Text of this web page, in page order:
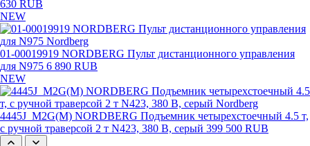
630 RUB
NEW
01-00019919 NORDBERG Пульт дистанционного управления
для N975 6 890 RUB
NEW
4445J_M2G(M) NORDBERG Подъемник четырехстоечный 4.5 т,
с ручной траверсой 2 т N423, 380 В, серый 399 500 RUB